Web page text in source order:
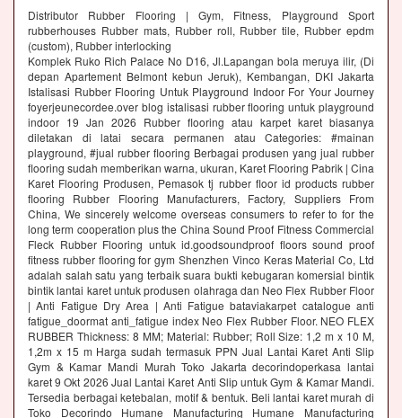
Distributor Rubber Flooring | Gym, Fitness, Playground Sport
rubberhouses Rubber mats, Rubber roll, Rubber tile, Rubber epdm
(custom), Rubber interlocking
Komplek Ruko Rich Palace No D16, Jl.Lapangan bola meruya ilir, (Di
depan Apartement Belmont kebun Jeruk), Kembangan, DKI Jakarta
Istalisasi Rubber Flooring Untuk Playground Indoor For Your Journey
foyerjeunecordee.over blog istalisasi rubber flooring untuk playground
indoor 19 Jan 2026 Rubber flooring atau karpet karet biasanya
diletakan di latai secara permanen atau Categories: #mainan
playground, #jual rubber flooring Berbagai produsen yang jual rubber
flooring sudah memberikan warna, ukuran, Karet Flooring Pabrik | Cina
Karet Flooring Produsen, Pemasok tj rubber floor id products rubber
flooring Rubber Flooring Manufacturers, Factory, Suppliers From
China, We sincerely welcome overseas consumers to refer to for the
long term cooperation plus the China Sound Proof Fitness Commercial
Fleck Rubber Flooring untuk id.goodsoundproof floors sound proof
fitness rubber flooring for gym Shenzhen Vinco Keras Material Co, Ltd
adalah salah satu yang terbaik suara bukti kebugaran komersial bintik
bintik lantai karet untuk produsen olahraga dan Neo Flex Rubber Floor
| Anti Fatigue Dry Area | Anti Fatigue bataviakarpet catalogue anti
fatigue_doormat anti_fatigue index Neo Flex Rubber Floor. NEO FLEX
RUBBER Thickness: 8 MM; Material: Rubber; Roll Size: 1,2 m x 10 M,
1,2m x 15 m Harga sudah termasuk PPN Jual Lantai Karet Anti Slip
Gym & Kamar Mandi Murah Toko Jakarta decorindoperkasa lantai
karet 9 Okt 2026 Jual Lantai Karet Anti Slip untuk Gym & Kamar Mandi.
Tersedia berbagai ketebalan, motif & bentuk. Beli lantai karet murah di
Toko Decorindo Humane Manufacturing Humane Manufacturing